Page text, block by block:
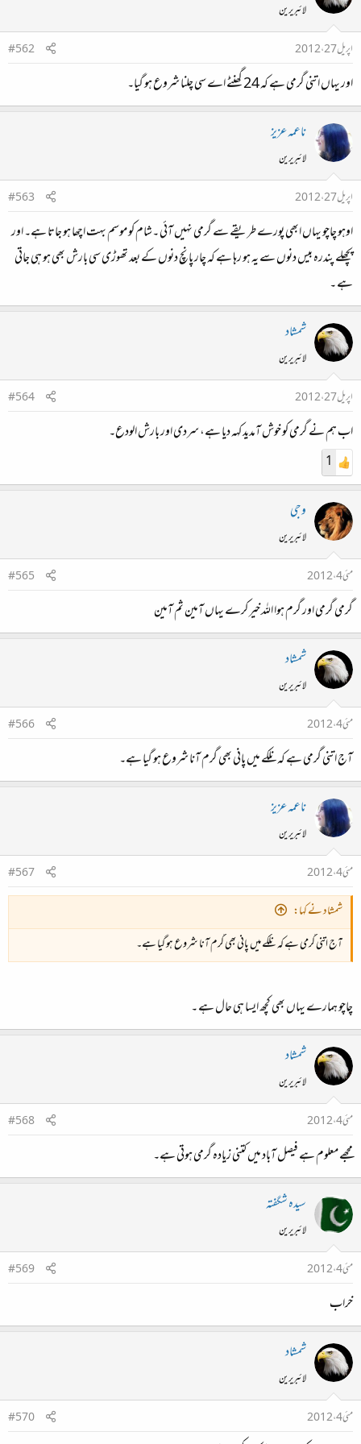
لائبریرین
اپریل 27، 2012
#562
اور یہاں اتنی گرمی ہے کہ 24 گھنٹے اے سی چلنا شروع ہو گیا۔
ناعمہ عزیز
لائبریرین
اپریل 27، 2012
#563
اوہو چاچو یہاں ابھی پورے طریقے سے گرمی نہیں آئی ۔شام کو موسم بہت اچھا ہو جاتا ہے۔ اور
پچھلے پندرہ بیس دنوں سے یہ ہو رہا ہے کہ چار پانچ دنوں کے بعد تھوڑی سی بارش بھی ہو ہی جاتی
ہے ۔
شمشاد
لائبریرین
اپریل 27، 2012
#564
اب ہم نے گرمی کو خوش آمدید کہہ دیا ہے، سردی اور بارش الودع۔
1
وجی
لائبریرین
مئی 4، 2012
#565
گرمی گرمی اور گرم ہوا اللہ خیر کرے یہاں آمین ثم آمین
شمشاد
لائبریرین
مئی 4، 2012
#566
آج اتنی گرمی ہے کہ نلکے میں پانی بھی گرم آنا شروع ہو گیا ہے۔
ناعمہ عزیز
لائبریرین
مئی 4، 2012
#567
شمشاد نے کہا:
آج اتنی گرمی ہے کہ نلکے میں پانی بھی گرم آنا شروع ہو گیا ہے۔
چاچو ہمارے یہاں بھی کچھ ایسا ہی حال ہے ۔
شمشاد
لائبریرین
مئی 4، 2012
#568
مجھے معلوم ہے فیصل آباد میں کتنی زیادہ گرمی ہوتی ہے۔
سیدہ شگفتہ
لائبریرین
مئی 4، 2012
#569
خراب
شمشاد
لائبریرین
مئی 4، 2012
#570